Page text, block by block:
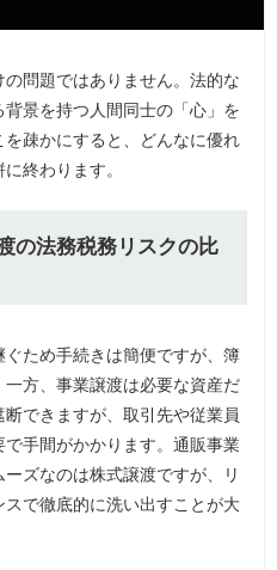
問題ではありません。法的な
景を持つ人間同士の「心」を
疎かにすると、どんなに優れ
終わります。
の法務税務リスクの比
ため手続きは簡便ですが、簿
方、事業譲渡は必要な資産だ
できますが、取引先や従業員
手間がかかります。通販事業
ズなのは株式譲渡ですが、リ
で徹底的に洗い出すことが大